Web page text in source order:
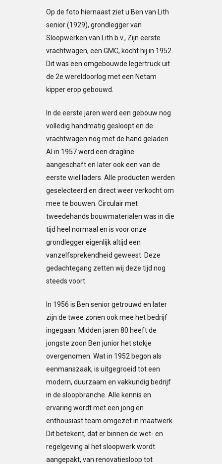
Op de foto hiernaast ziet u Ben van Lith
senior (1929), grondlegger van
Sloopwerken van Lith b.v., Zijn eerste
vrachtwagen, een GMC, kocht hij in 1952.
Dit was een omgebouwde legertruck uit
de 2e wereldoorlog met een Netam
kipper erop gebouwd.
In de eerste jaren werd een gebouw nog
volledig handmatig gesloopt en de
vrachtwagen nog met de hand geladen.
Al in 1957 werd een dragline
aangeschaft en later ook een van de
eerste wiel laders. Alle producten werden
geselecteerd en direct weer verkocht om
mee te bouwen. Circulair met
tweedehands bouwmaterialen was in die
tijd heel normaal en is voor onze
grondlegger eigenlijk altijd een
vanzelfsprekendheid geweest. Deze
gedachtegang zetten wij deze tijd nog
steeds voort.
In 1956 is Ben senior getrouwd en later
zijn de twee zonen ook mee het bedrijf
ingegaan. Midden jaren 80 heeft de
jongste zoon Ben junior het stokje
overgenomen. Wat in 1952 begon als
eenmanszaak, is uitgegroeid tot een
modern, duurzaam en vakkundig bedrijf
in de sloopbranche. Alle kennis en
ervaring wordt met een jong en
enthousiast team omgezet in maatwerk.
Dit betekent, dat er binnen de wet- en
regelgeving al het sloopwerk wordt
aangepakt, van renovatiesloop tot